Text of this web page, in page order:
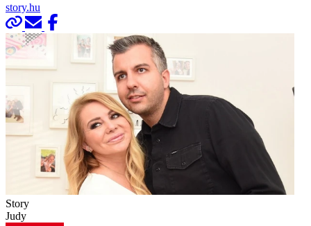
story.hu
Story
Judy